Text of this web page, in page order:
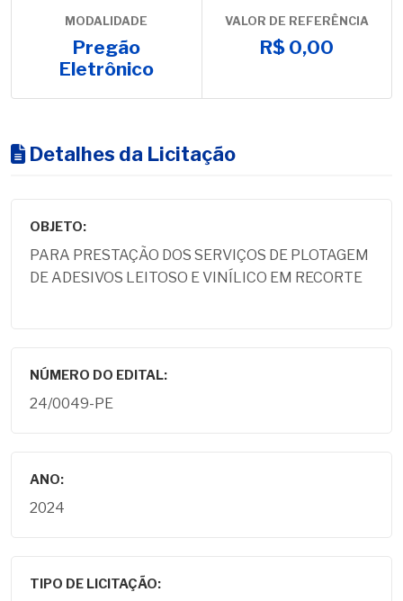
MODALIDADE
Pregão
Eletrônico
VALOR DE REFERÊNCIA
R$ 0,00
Detalhes da Licitação
OBJETO:
PARA PRESTAÇÃO DOS SERVIÇOS DE PLOTAGEM
DE ADESIVOS LEITOSO E VINÍLICO EM RECORTE
NÚMERO DO EDITAL:
24/0049-PE
ANO:
2024
TIPO DE LICITAÇÃO: